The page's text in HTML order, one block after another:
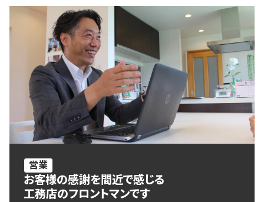
営業
お客様の感謝を間近で感じる
工務店のフロントマンです